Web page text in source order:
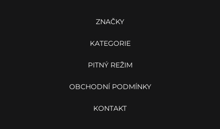
ZNAČKY
KATEGORIE
PITNÝ REŽIM
OBCHODNÍ PODMÍNKY
KONTAKT